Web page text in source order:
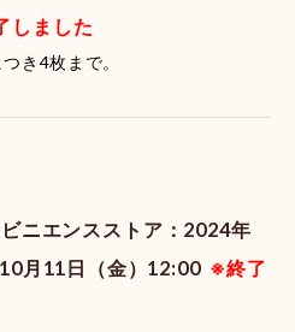
しました
き4枚まで。
ニエンスストア：2024年
月11日（金）12:00 ※終了